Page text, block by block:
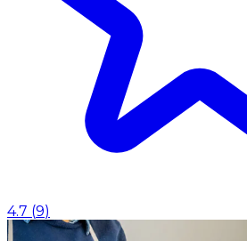
4.7 (9)